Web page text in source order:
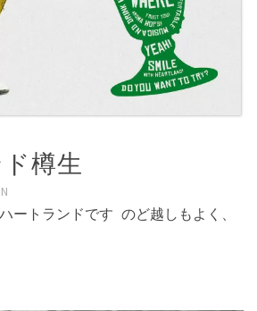
樽生
ートランドです のど越しもよく、